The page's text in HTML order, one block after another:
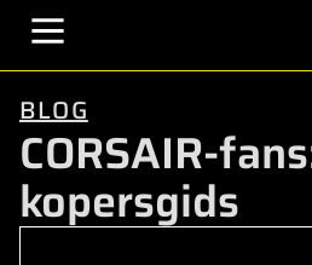
BLOG
CORSAIR-
kopersgids